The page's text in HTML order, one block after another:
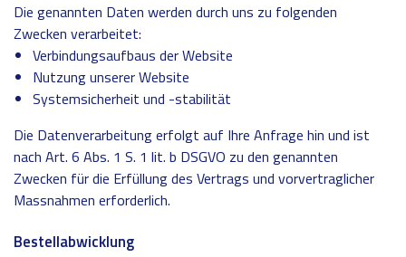
Die genannten Daten werden durch uns zu folgenden
Zwecken verarbeitet:
Verbindungsaufbaus der Website
Nutzung unserer Website
Systemsicherheit und -stabilität
Die Datenverarbeitung erfolgt auf Ihre Anfrage hin und ist
nach Art. 6 Abs. 1 S. 1 lit. b DSGVO zu den genannten
Zwecken für die Erfüllung des Vertrags und vorvertraglicher
Massnahmen erforderlich.
Bestellabwicklung